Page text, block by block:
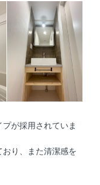
が採用されていま
り、また清潔感を